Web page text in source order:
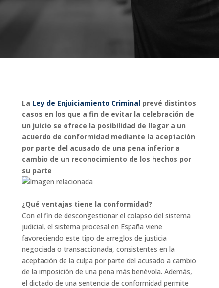
La Ley de Enjuiciamiento Criminalprevé distintos
casos en los que a fin de evitar la celebración de
un juicio se ofrece la posibilidad de llegar a un
acuerdo de conformidad mediante la aceptación
por parte del acusado de una pena inferior a
cambio de un reconocimiento de los hechos por
su parte
¿Qué ventajas tiene la conformidad?
Con el fin de descongestionar el colapso del sistema
judicial, el sistema procesal en España viene
favoreciendo este tipo de arreglos de justicia
negociada o transaccionada, consistentes en la
aceptación de la culpa por parte del acusado a cambio
de la imposición de una pena más benévola. Además,
el dictado de una sentencia de conformidad permite